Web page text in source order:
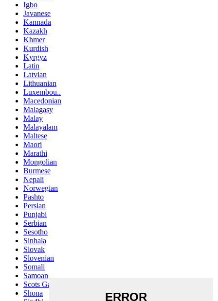
Igbo
Javanese
Kannada
Kazakh
Khmer
Kurdish
Kyrgyz
Latin
Latvian
Lithuanian
Luxembou..
Macedonian
Malagasy
Malay
Malayalam
Maltese
Maori
Marathi
Mongolian
Burmese
Nepali
Norwegian
Pashto
Persian
Punjabi
Serbian
Sesotho
Sinhala
Slovak
Slovenian
Somali
Samoan
Scots Gaelic
Shona